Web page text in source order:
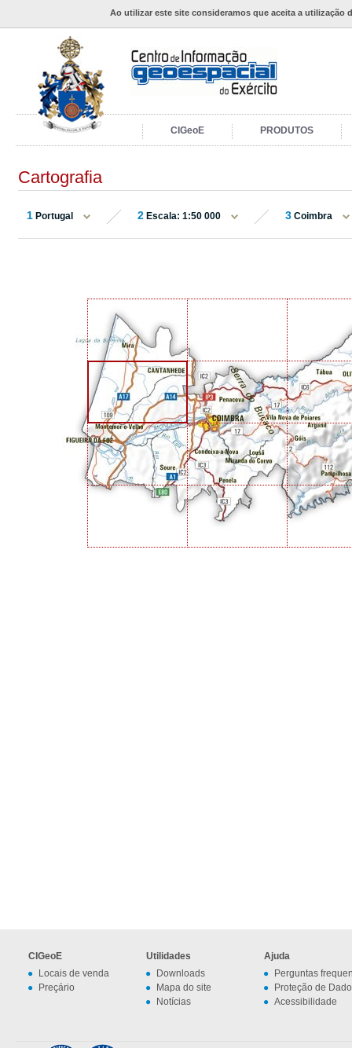
Ao utilizar este site consideramos que aceita a utilização
CIGeoE PRODUTOS
Cartografia
1 Portugal 2 Escala: 1:50 000 3 Coimbra
CIGeoE
Locais de venda
Preçário
Utilidades
Downloads
Mapa do site
Notícias
Ajuda
Perguntas
Proteção de
Acessibilidade